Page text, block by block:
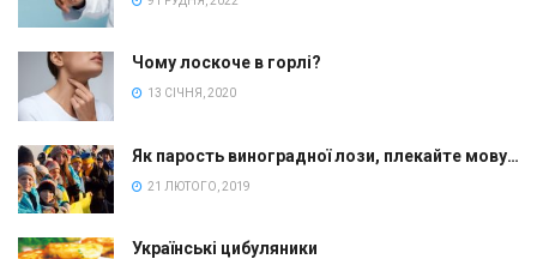
Чому лоскоче в горлі?
13 СІЧНЯ, 2020
Як парость виноградної лози, плекайте мову…
21 ЛЮТОГО, 2019
Українські цибуляники